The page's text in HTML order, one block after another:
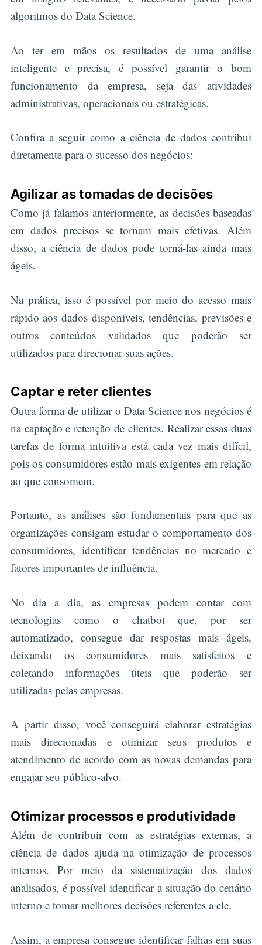
algoritmos do Data Science.
Ao ter em mãos os resultados de uma análise
inteligente e precisa, é possível garantir o bom
funcionamento da empresa, seja das atividades
administrativas, operacionais ou estratégicas.
Confira a seguir como a ciência de dados contribui
diretamente para o sucesso dos negócios:
Agilizar as tomadas de decisões
Como já falamos anteriormente, as decisões baseadas
em dados precisos se tornam mais efetivas. Além
disso, a ciência de dados pode torná-las ainda mais
ágeis.
Na prática, isso é possível por meio do acesso mais
rápido aos dados disponíveis, tendências, previsões e
outros conteúdos validados que poderão ser
utilizados para direcionar suas ações.
Captar e reter clientes
Outra forma de utilizar o Data Science nos negócios é
na captação e retenção de clientes. Realizar essas duas
tarefas de forma intuitiva está cada vez mais difícil,
pois os consumidores estão mais exigentes em relação
ao que consomem.
Portanto, as análises são fundamentais para que as
organizações consigam estudar o comportamento dos
consumidores, identificar tendências no mercado e
fatores importantes de influência.
No dia a dia, as empresas podem contar com
tecnologias como o chatbot que, por ser
automatizado, consegue dar respostas mais ágeis,
deixando os consumidores mais satisfeitos e
coletando informações úteis que poderão ser
utilizadas pelas empresas.
A partir disso, você conseguirá elaborar estratégias
mais direcionadas e otimizar seus produtos e
atendimento de acordo com as novas demandas para
engajar seu público-alvo.
Otimizar processos e produtividade
Além de contribuir com as estratégias externas, a
ciência de dados ajuda na otimização de processos
internos. Por meio da sistematização dos dados
analisados, é possível identificar a situação do cenário
interno e tomar melhores decisões referentes a ele.
Assim, a empresa consegue identificar falhas em suas